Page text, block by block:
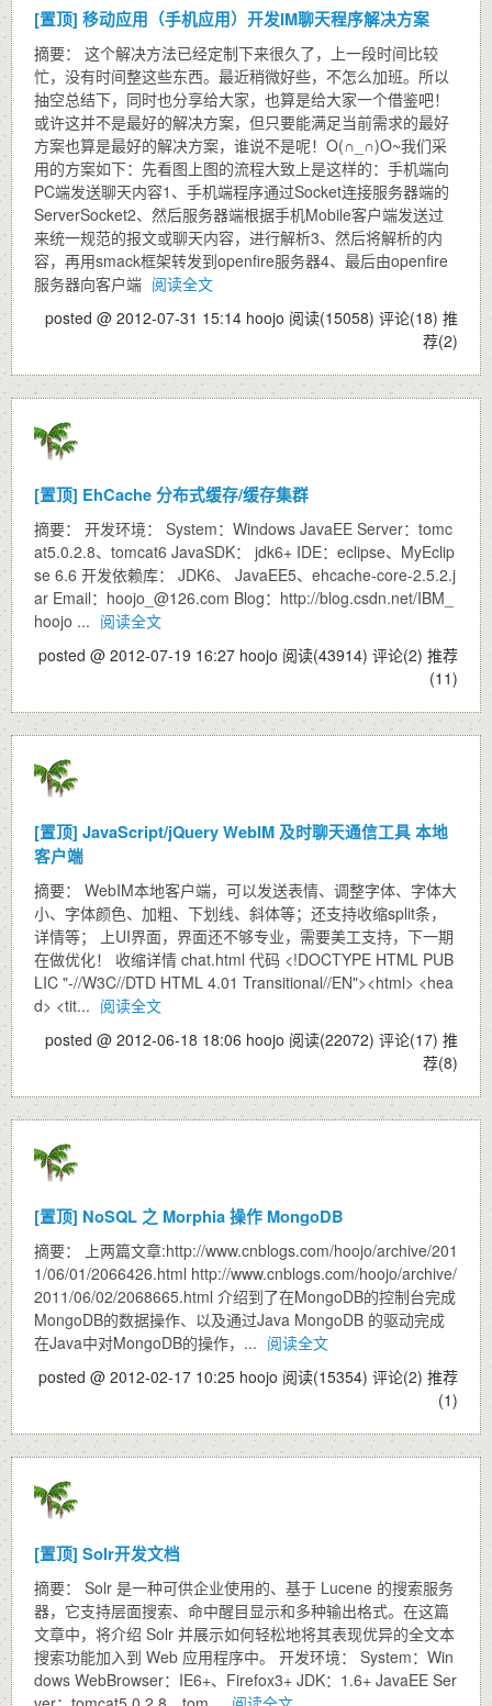
[置顶] 移动应用（手机应用）开发IM聊天程序解决方案
摘要： 这个解决方法已经定制下来很久了，上一段时间比较
忙，没有时间整这些东西。最近稍微好些，不怎么加班。所以
抽空总结下，同时也分享给大家，也算是给大家一个借鉴吧！
或许这并不是最好的解决方案，但只要能满足当前需求的最好
方案也算是最好的解决方案，谁说不是呢！O(∩_∩)O~我们采
用的方案如下：先看图上图的流程大致上是这样的：手机端向
PC端发送聊天内容1、手机端程序通过Socket连接服务器端的
ServerSocket2、然后服务器端根据手机Mobile客户端发送过
来统一规范的报文或聊天内容，进行解析3、然后将解析的内
容，再用smack框架转发到openfire服务器4、最后由openfire
服务器向客户端 阅读全文
posted @ 2012-07-31 15:14 hoojo 阅读(15058) 评论(18) 推
荐(2)
[置顶] EhCache 分布式缓存/缓存集群
摘要： 开发环境： System：Windows JavaEE Server：tomc
at5.0.2.8、tomcat6 JavaSDK： jdk6+ IDE：eclipse、MyEclip
se 6.6 开发依赖库： JDK6、 JavaEE5、ehcache-core-2.5.2.j
ar Email：hoojo_@126.com Blog：http://blog.csdn.net/IBM_
hoojo ... 阅读全文
posted @ 2012-07-19 16:27 hoojo 阅读(43914) 评论(2) 推荐
(11)
[置顶] JavaScript/jQuery WebIM 及时聊天通信工具 本地
客户端
摘要： WebIM本地客户端，可以发送表情、调整字体、字体大
小、字体颜色、加粗、下划线、斜体等；还支持收缩split条，
详情等； 上UI界面，界面还不够专业，需要美工支持，下一期
在做优化！ 收缩详情 chat.html 代码 <!DOCTYPE HTML PUB
LIC "-//W3C//DTD HTML 4.01 Transitional//EN"><html> <hea
d> <tit... 阅读全文
posted @ 2012-06-18 18:06 hoojo 阅读(22072) 评论(17) 推
荐(8)
[置顶] NoSQL 之 Morphia 操作 MongoDB
摘要： 上两篇文章:http://www.cnblogs.com/hoojo/archive/201
1/06/01/2066426.html http://www.cnblogs.com/hoojo/archive/
2011/06/02/2068665.html 介绍到了在MongoDB的控制台完成
MongoDB的数据操作、以及通过Java MongoDB 的驱动完成
在Java中对MongoDB的操作，... 阅读全文
posted @ 2012-02-17 10:25 hoojo 阅读(15354) 评论(2) 推荐
(1)
[置顶] Solr开发文档
摘要： Solr 是一种可供企业使用的、基于 Lucene 的搜索服务
器，它支持层面搜索、命中醒目显示和多种输出格式。在这篇
文章中，将介绍 Solr 并展示如何轻松地将其表现优异的全文本
搜索功能加入到 Web 应用程序中。 开发环境： System：Win
dows WebBrowser：IE6+、Firefox3+ JDK：1.6+ JavaEE Ser